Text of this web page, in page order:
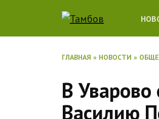
содержанию
ГЛАВНАЯ » НОВОСТИ »
В
Василию